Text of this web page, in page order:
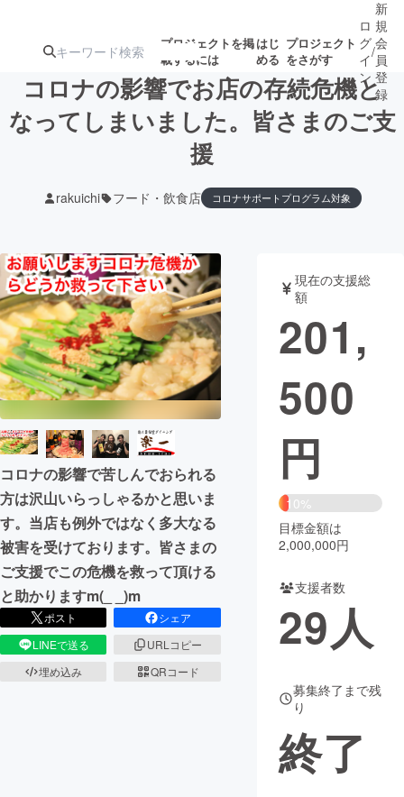
プロジェクトを掲
載するには
はじ
める
プロジェクト
をさがす
注目の新着プロ
テクノロジー・ガジェット ゲーム・サ
映像・映画
ビジネス・起業 チャレンジ
まちづくり・地域活性化
CAMPFIRE for Social Good
CAMPFIRE Creation
CAMPFIREふるさと納税machi-ya コミュニティ
ロ
グ
イ
ン
/
新
規
会
員
登
録
コロナの影響でお店の存続危機と
なってしまいました。皆さまのご支
援
rakuichi フード・飲食店 コロナサポートプログラム対象
コロナの影響で苦しんでおられる
方は沢山いらっしゃるかと思いま
す。当店も例外ではなく多大なる
被害を受けております。皆さまの
ご支援でこの危機を救って頂ける
と助かりますm(_ _)m
ポスト
シェア
LINEで送る
URLコピー
埋め込み
QRコード
現在の支援総
額
201,
500
円
10%
目標金額は
2,000,000円
支援者数
29人
募集終了まで残
り
終了